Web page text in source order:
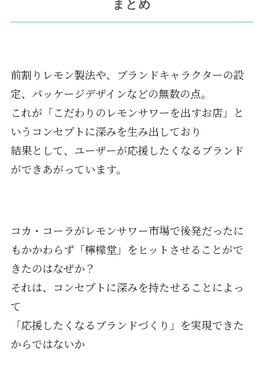
まとめ
前割りレモン製法や、ブランドキャラクターの設
定、パッケージデザインなどの無数の点。
これが「こだわりのレモンサワーを出すお店」と
いうコンセプトに深みを生み出しており
結果として、ユーザーが応援したくなるブランド
ができあがっています。
コカ・コーラがレモンサワー市場で後発だったに
もかかわらず「檸檬堂」をヒットさせることがで
きたのはなぜか？
それは、コンセプトに深みを持たせることによっ
て
「応援したくなるブランドづくり」を実現できた
からではないか